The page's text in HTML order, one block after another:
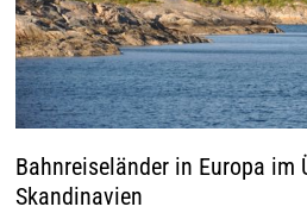
Bahnreiseländer in Europa im
Skandinavien